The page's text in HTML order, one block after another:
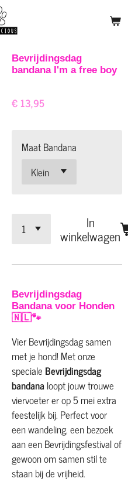
Bevrijdingsdag
bandana I'm a free boy
€ 13,95
Maat Bandana
In
winkelwagen
Bevrijdingsdag
Bandana voor Honden
🇳🇱🐾
Vier Bevrijdingsdag samen
met je hond! Met onze
speciale Bevrijdingsdag
bandanaloopt jouw trouwe
viervoeter er op 5 mei extra
feestelijk bij. Perfect voor
een wandeling, een bezoek
aan een Bevrijdingsfestival of
gewoon om samen stil te
staan bij de vrijheid.